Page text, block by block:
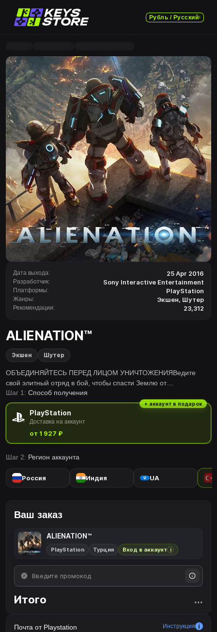
Рубль / Русский
Дата выхода: 25 Apr 2016
Разработчик: Sony Interactive Entertainment
Платформы: PlayStation
Жанры: Экшен, Шутер
Рекомендации: 23,312
ALIENATION™
Экшен Шутер
ОБЪЕДИНЯЙТЕСЬ ПЕРЕД ЛИЦОМ УНИЧТОЖЕНИЯВедите
свой элитный отряд в бой, чтобы спасти Землю от
массированного инопланетного вторжения в этом неистовом
шутере с видом сверху с управлением для двух
джойстиков.Когда толпы инопланетных существ расползаются
по всей планете, вам нужно объединиться с тремя друзьями,
чтобы разрабатывать общую тактику боя и прикрывать спины
друг друга в условиях постоянно растущей угрозы.Испытайте
кровавый аркадный боевик от создателей Dead Nation™,
Шаг 1: Способ получения
PlayStation
Доставка на аккаунт
от 1 927 ₽
+ аккаунт в подарок
Шаг 2: Регион аккаунта
Россия Индия UA
Ваш заказ
ALIENATION™
PlayStation Турция Вход в аккаунт i
Итого ...
Почта от Playstation
Инструкция